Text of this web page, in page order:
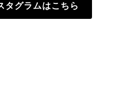
タグラムはこちら